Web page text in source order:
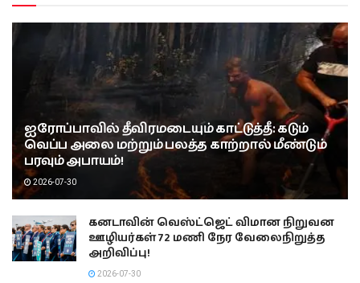
ஐரோப்பாவில் தீவிரமடையும் காட்டுத்தீ: கடும்
வெப்ப அலை மற்றும் பலத்த காற்றால் மீண்டும்
பரவும் அபாயம்!
2026-07-30
கனடாவின் வெஸ்ட்ஜெட் விமான நிறுவன
ஊழியர்கள் 72 மணி நேர வேலைநிறுத்த
அறிவிப்பு!
2026-07-30